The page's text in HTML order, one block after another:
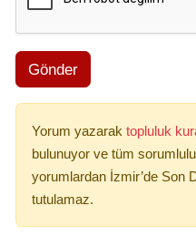
Gönder
Yorum yazarak topluluk
bulunuyor ve tüm
yorumlardan İzmir’de Son
tutulamaz.